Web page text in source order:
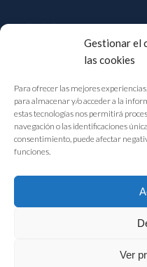
Gestionar el
las cookies
Para ofrecer las mejores
para almacenar y/o acceder a la
estas tecnologías nos permitirá
navegación o las identificaciones
consentimiento, puede afectar
funciones.
Ver
FIAB Federación Española de